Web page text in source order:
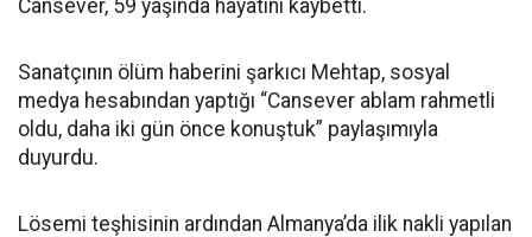
Cansever, 59 yaşında hayatını kaybetti.
Sanatçının ölüm haberini şarkıcı Mehtap, sosyal
medya hesabından yaptığı “Cansever ablam rahmetli
oldu, daha iki gün önce konuştuk” paylaşımıyla
duyurdu.
Lösemi teşhisinin ardından Almanya’da ilik nakli yapılan